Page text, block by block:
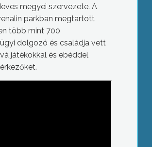
megyei szervezete. A
parkban megtartott
több mint 700
dolgozó és családja vett
játékokkal és ebéddel